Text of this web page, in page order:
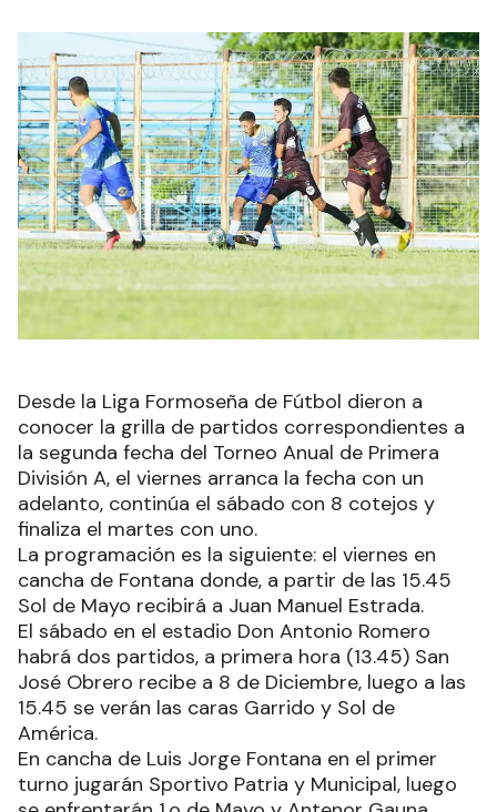
Desde la Liga Formoseña de Fútbol dieron a
conocer la grilla de partidos correspondientes a
la segunda fecha del Torneo Anual de Primera
División A, el viernes arranca la fecha con un
adelanto, continúa el sábado con 8 cotejos y
finaliza el martes con uno.
La programación es la siguiente: el viernes en
cancha de Fontana donde, a partir de las 15.45
Sol de Mayo recibirá a Juan Manuel Estrada.
El sábado en el estadio Don Antonio Romero
habrá dos partidos, a primera hora (13.45) San
José Obrero recibe a 8 de Diciembre, luego a las
15.45 se verán las caras Garrido y Sol de
América.
En cancha de Luis Jorge Fontana en el primer
turno jugarán Sportivo Patria y Municipal, luego